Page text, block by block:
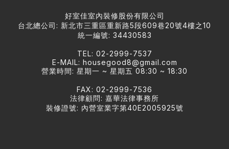
好室佳室內裝修股份有限公司
台北總公司: 新北市三重區重新路5段609巷20號4樓之10
統一編號: 34430583
TEL: 02-2999-7537
E-MAIL: housegood8@gmail.com
營業時間: 星期一 ~ 星期五 08:30 ~ 18:30
FAX: 02-2999-7536
法律顧問: 嘉華法律事務所
裝修證號: 內營室業字第40E2005925號